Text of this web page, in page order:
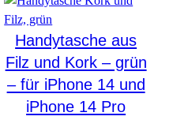
Handytasche aus
Filz und Kork – grün
– für iPhone 14 und
iPhone 14 Pro